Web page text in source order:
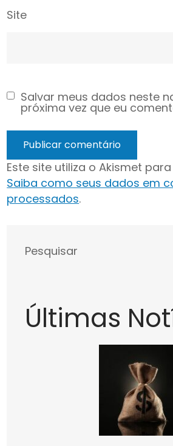
Site
Salvar meus dados neste
próxima vez que eu
Este site utiliza o Akismet
Saiba como seus dados em
processados.
Pesquisar
Últimas